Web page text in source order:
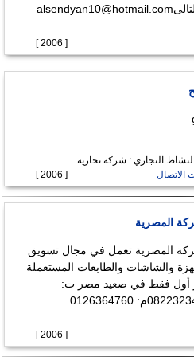
alsendyan10@hotmail.com
[ 2006 ]
التجاري : شركة تجارية
الاتصال
[ 2006 ]
المصرية
المصرية تعمل في مجال تسويق
والشاشات والطابعات المستعملة
أول فقط في صعيد مصر ت:
0126364760
[ 2006 ]